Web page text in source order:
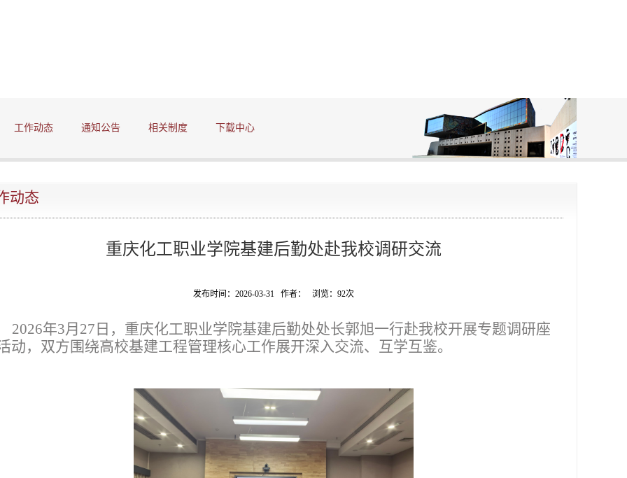
工作动态 通知公告 相关制度 下载中心
动态
重庆化工职业学院基建后勤处赴我校调研交流
发布时间：2026-03-31 作者： 浏览： 92次
2026年3月 27 日 ，重庆化工职业学院基建后勤处处长郭旭一行赴我校开展专题调研座
动，双方围绕高校基建工程管理核心工作展开深入交流、互学互鉴。